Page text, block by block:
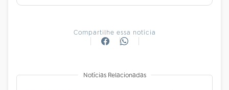
Compartilhe essa notícia
Notícias Relacionadas